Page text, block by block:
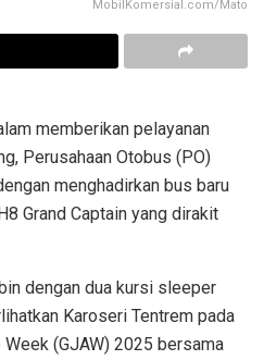
MobilKomersial.com/Mato
memberikan pelayanan
Perusahaan Otobus (PO)
menghadirkan bus baru
Grand Captain yang dirakit
dengan dua kursi sleeper
Karoseri Tentrem pada
(GJAW) 2025 bersama